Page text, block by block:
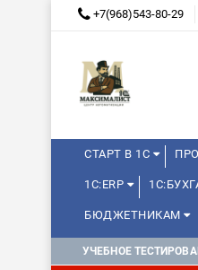
+7(968)543-80-29
СТАРТ В 1С
1С:ERP
БЮДЖЕТНИКАМ
КУРСЫ ДЛЯ
УЧЕБНОЕ